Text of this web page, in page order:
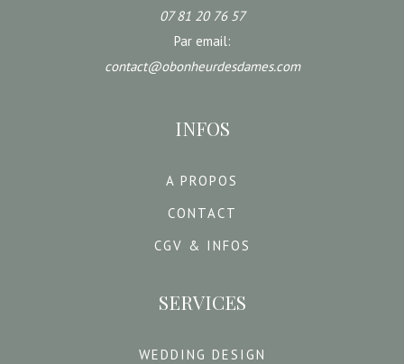
07 81 20 76 57
Par email:
contact@obonheurdesdames.com
INFOS
A PROPOS
CONTACT
CGV & INFOS
SERVICES
WEDDING DESIGN